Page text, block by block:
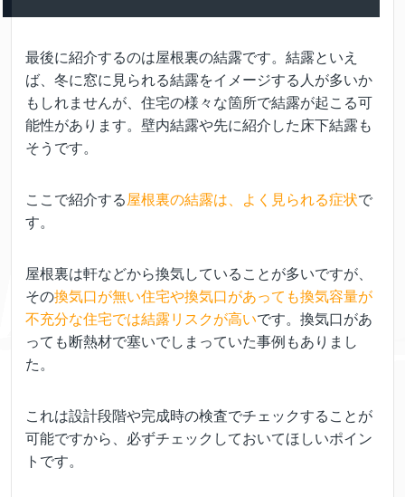
最後に紹介するのは屋根裏の結露です。結露といえ
ば、冬に窓に見られる結露をイメージする人が多いか
もしれませんが、住宅の様々な箇所で結露が起こる可
能性があります。壁内結露や先に紹介した床下結露も
そうです。
ここで紹介する 屋根裏の結露は、よく見られる症状で
す。
屋根裏は軒などから換気していることが多いですが、
その換気口が無い住宅や換気口があっても換気容量が
不充分な住宅では結露リスクが高いです。換気口があ
っても断熱材で塞いでしまっていた事例もありまし
た。
これは設計段階や完成時の検査でチェックすることが
可能ですから、必ずチェックしておいてほしいポイン
トです。